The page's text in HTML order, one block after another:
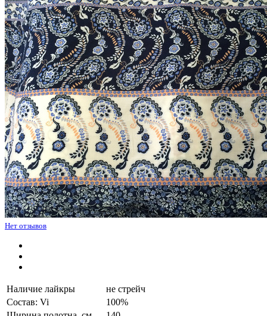
Нет отзывов
Наличие лайкры
не стрейч
Состав: Vi
100%